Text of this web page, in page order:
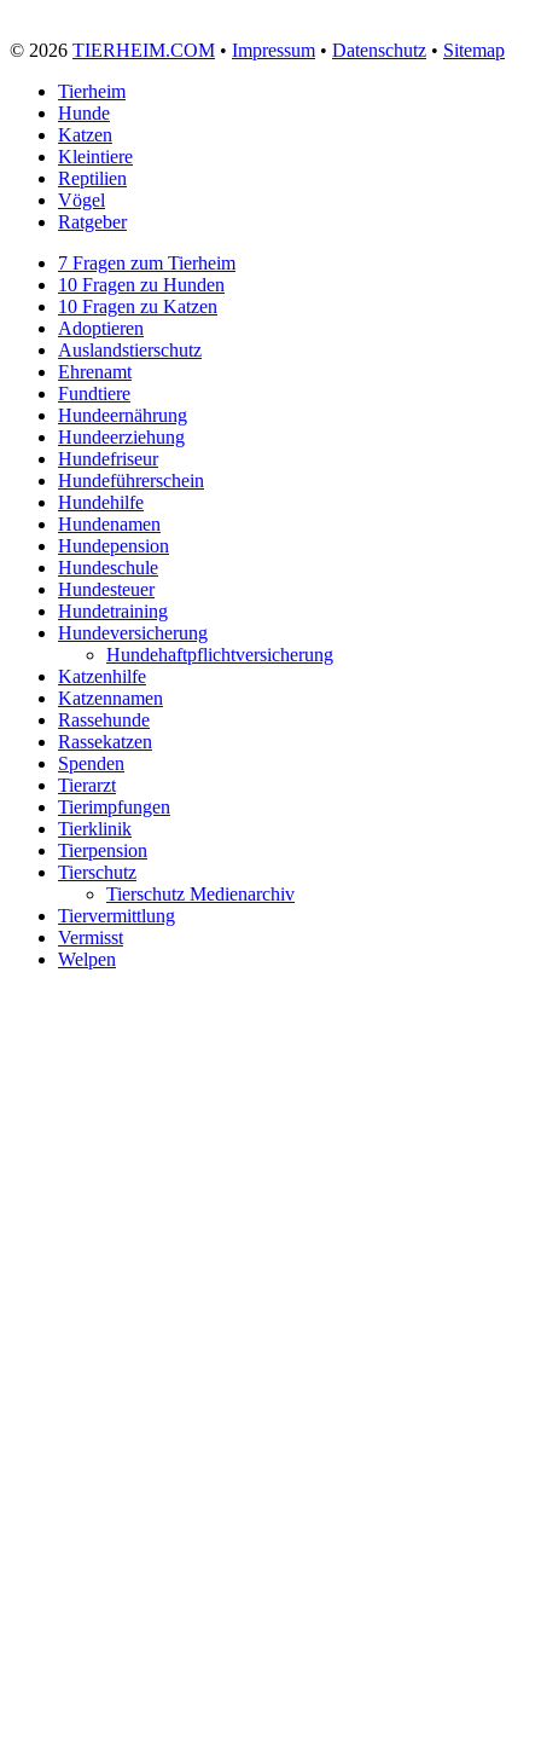
© 2026 TIERHEIM.COM • Impressum • Datenschutz • Sitemap
Tierheim
Hunde
Katzen
Kleintiere
Reptilien
Vögel
Ratgeber
7 Fragen zum Tierheim
10 Fragen zu Hunden
10 Fragen zu Katzen
Adoptieren
Auslandstierschutz
Ehrenamt
Fundtiere
Hundeernährung
Hundeerziehung
Hundefriseur
Hundeführerschein
Hundehilfe
Hundenamen
Hundepension
Hundeschule
Hundesteuer
Hundetraining
Hundeversicherung
Hundehaftpflichtversicherung
Katzenhilfe
Katzennamen
Rassehunde
Rassekatzen
Spenden
Tierarzt
Tierimpfungen
Tierklinik
Tierpension
Tierschutz
Tierschutz Medienarchiv
Tiervermittlung
Vermisst
Welpen